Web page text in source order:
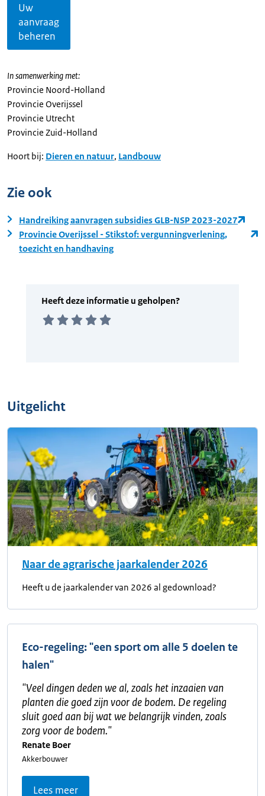
Uw
aanvraag
beheren
In samenwerking met:
Provincie Noord-Holland
Provincie Overijssel
Provincie Utrecht
Provincie Zuid-Holland
Hoort bij: Dieren en natuur, Landbouw
Zie ook
Handreiking aanvragen subsidies GLB-NSP 2023-2027
Provincie Overijssel - Stikstof: vergunningverlening,
toezicht en handhaving
Uitgelicht
Naar de agrarische jaarkalender 2026
Heeft u de jaarkalender van 2026 al gedownload?
Eco-regeling: "een sport om alle 5 doelen te
halen"
"Veel dingen deden we al, zoals het inzaaien van
planten die goed zijn voor de bodem. De regeling
sluit goed aan bij wat we belangrijk vinden, zoals
zorg voor de bodem."
Renate Boer
Akkerbouwer
Lees meer